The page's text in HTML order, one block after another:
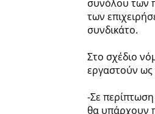
συνόλου των
των
συνδικάτο.
Στο σχέδιο
εργαστούν ως
-Σε
θα υπάρχουν